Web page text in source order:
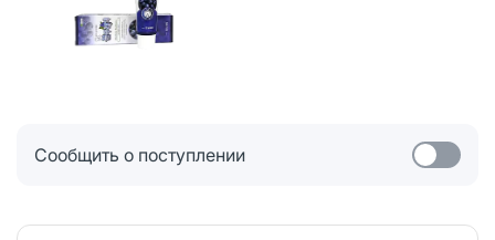
Сообщить о поступлении